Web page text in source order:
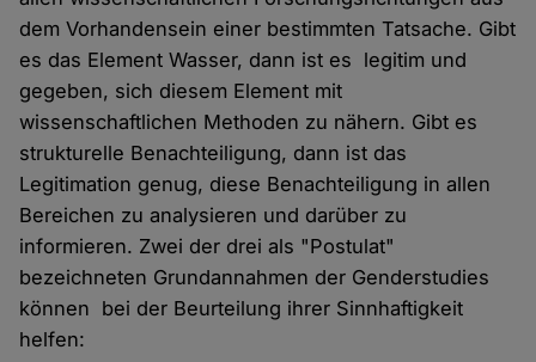
dem Vorhandensein einer bestimmten Tatsache. Gibt
es das Element Wasser, dann ist es legitim und
gegeben, sich diesem Element mit
wissenschaftlichen Methoden zu nähern. Gibt es
strukturelle Benachteiligung, dann ist das
Legitimation genug, diese Benachteiligung in allen
Bereichen zu analysieren und darüber zu
informieren. Zwei der drei als "Postulat"
bezeichneten Grundannahmen der Genderstudies
können bei der Beurteilung ihrer Sinnhaftigkeit
helfen: